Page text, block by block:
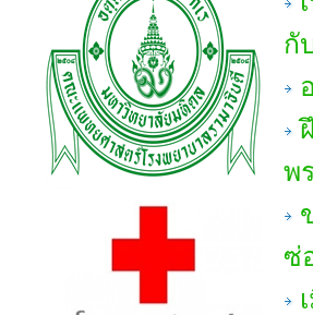
กั
พ
ซ่